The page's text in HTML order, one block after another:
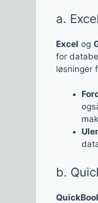
a.
Excel og
for
løsninger
b.